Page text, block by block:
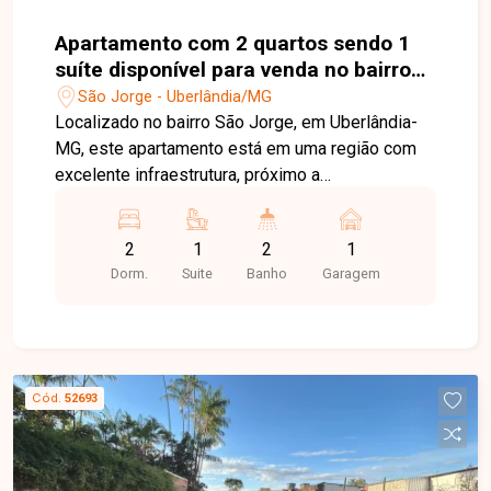
Apartamento com 2 quartos sendo 1
suíte disponível para venda no bairro
São Jorge em Uberlândia-MG
São Jorge - Uberlândia/MG
Localizado no bairro São Jorge, em Uberlândia-
MG, este apartamento está em uma região com
excelente infraestrutura, próximo a
diversos serviços. Além disso, conta com ponto
de ônibus ao lado do condomínio e uma praça
com parquinho em frente, proporcionando
banheiro social, cozinha com armários planejados
sob medida, área de serviço com armários e 01
vaga de garagem localizada na entrada do bloco.
O condomínio aceita animais de estimação e
2
Dorm.
1
Suite
2
Banho
1
Garagem
Cód. 52693